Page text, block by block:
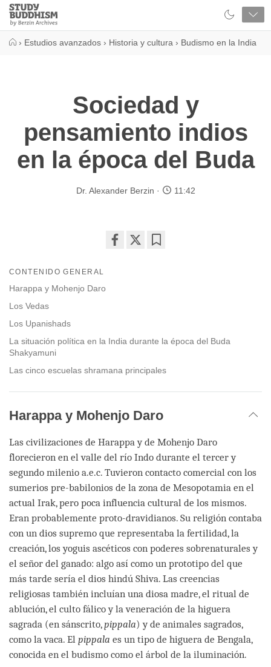
Close
Study
Buddhism
› Estudios avanzados › Historia y cultura › Budismo en la India
Sociedad y
pensamiento indios
en la época del Buda
Dr. Alexander Berzin 11:42
CONTENIDO GENERAL
Harappa y Mohenjo Daro
Los Vedas
Los Upanishads
La situación política en la India durante la época del Buda
Shakyamuni
Las cinco escuelas shramana principales
Harappa y Mohenjo Daro
Las civilizaciones de Harappa y de Mohenjo Daro
florecieron en el valle del río Indo durante el tercer y
segundo milenio a.e.c. Tuvieron contacto comercial con los
sumerios pre-babilonios de la zona de Mesopotamia en el
actual Irak, pero poca influencia cultural de los mismos.
Eran probablemente proto-dravidianos. Su religión contaba
con un dios supremo que representaba la fertilidad, la
creación, los yoguis ascéticos con poderes sobrenaturales y
el señor del ganado: algo así como un prototipo del que
más tarde sería el dios hindú Shiva. Las creencias
religiosas también incluían una diosa madre, el ritual de
ablución, el culto fálico y la veneración de la higuera
sagrada (en sánscrito,pippala) y de animales sagrados,
como la vaca. El pippala es un tipo de higuera de Bengala,
conocida en el budismo como el árbol de la iluminación.